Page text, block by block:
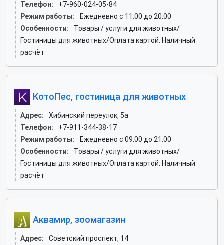
Телефон:
+7-960-024-05-84
Режим работы:
Ежедневно с 11:00 до 20:00
Особенности:
Товары / услуги для животных/
Гостиницы для животных/Оплата картой. Наличный
расчёт
КотоПес, гостиница для животных
Адрес:
Хибинский переулок, 5а
Телефон:
+7-911-344-38-17
Режим работы:
Ежедневно с 09:00 до 21:00
Особенности:
Товары / услуги для животных/
Гостиницы для животных/Оплата картой. Наличный
расчёт
Аквамир, зоомагазин
Адрес:
Советский проспект, 14